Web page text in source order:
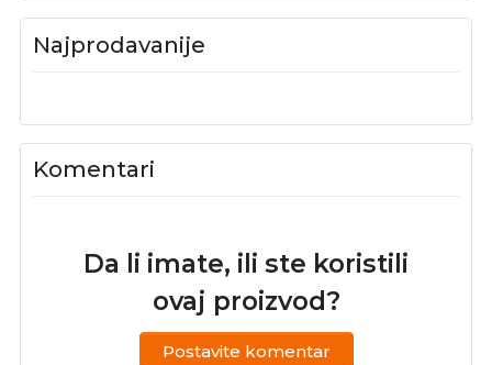
Najprodavanije
Komentari
Da li imate, ili ste koristili
ovaj proizvod?
Postavite komentar